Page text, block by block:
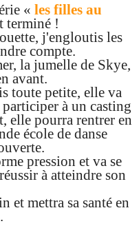
« les filles au
terminé !
j'engloutis les
compte.
la jumelle de Skye,
avant.
toute petite, elle va
à un casting
elle pourra rentrer en
école de danse
pression et va se
à atteindre son
et mettra sa santé en